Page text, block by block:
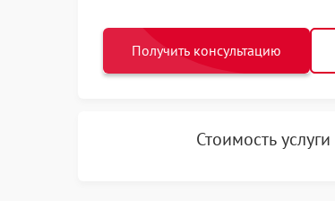
Получить консультацию
Стоимость услуги